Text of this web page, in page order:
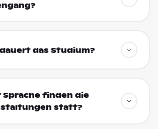
das Studium?
Sprache finden die
statt?